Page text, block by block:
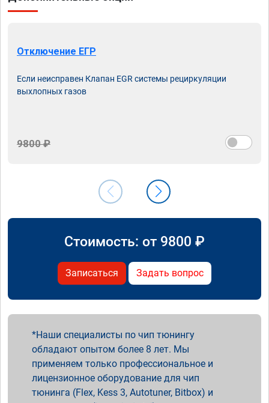
Отключение ЕГР
Если неисправен Клапан EGR системы рециркуляции
выхлопных газов
9800 ₽
Стоимость: от 9800 ₽
Записаться Задать вопрос
Наши специалисты по чип тюнингу
обладают опытом более 8 лет. Мы
применяем только профессиональное и
лицензионное оборудование для чип
тюнинга (Flex, Kess 3, Autotuner, Bitbox) и